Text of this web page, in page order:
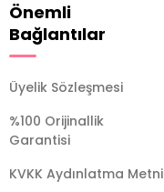
Önemli
Bağlantılar
Üyelik Sözleşmesi
%100 Orijinallik
Garantisi
KVKK Aydınlatma Metni